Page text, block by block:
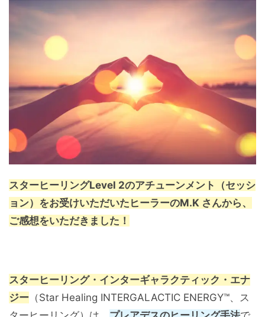
スターヒーリングLevel 2のアチューンメント（セッシ
ョン）をお受けいただいたヒーラーのM.K さんから、
ご感想をいただきました！
スターヒーリング・インターギャラクティック・エナ
ジー （Star Healing INTERGALACTIC ENERGY™、ス